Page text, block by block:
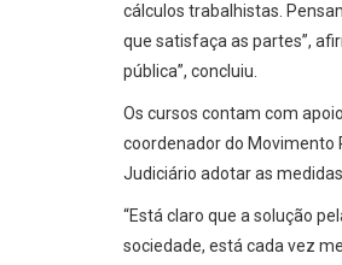
cálculos trabalhistas.
que satisfaça as partes”,
pública”, concluiu.
Os cursos contam com
coordenador do Movimento
Judiciário adotar as
“Está claro que a solução
sociedade, está cada vez